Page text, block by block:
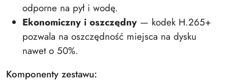
odporne na pył i wodę.
Ekonomiczny i oszczędny — kodek H.265+
pozwala na oszczędność miejsca na dysku
nawet o 50%.
Komponenty zestawu: